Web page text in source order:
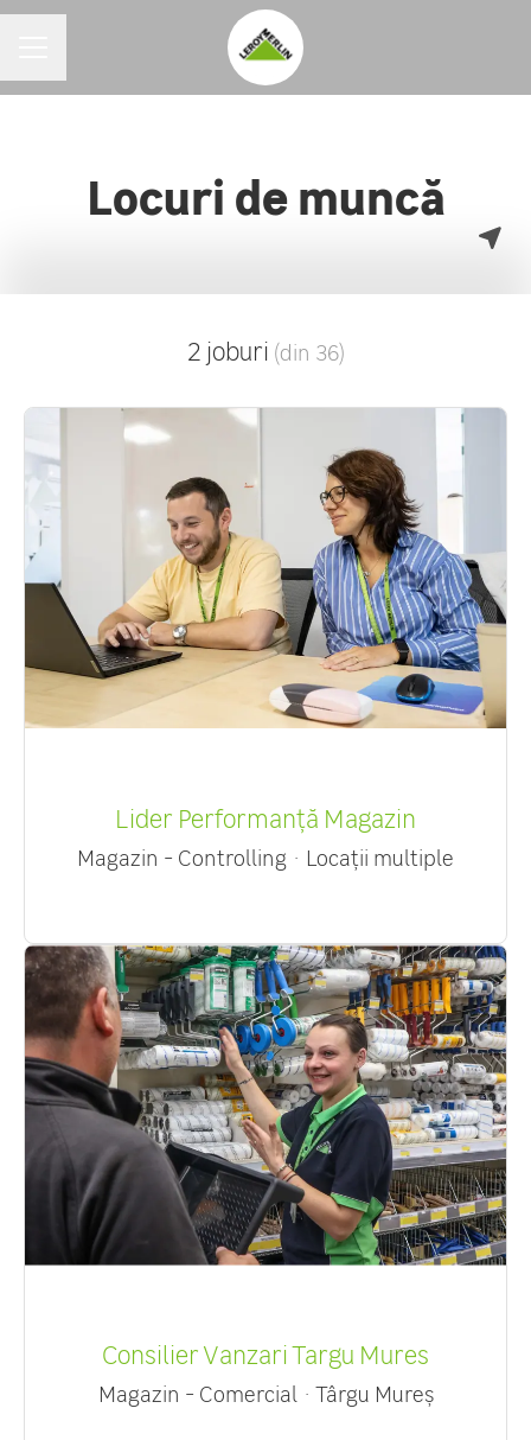
Locuri de muncă
2 joburi (din 36)
Lider Performanță Magazin
Magazin - Controlling · Locații multiple
Consilier Vanzari Targu Mures
Magazin - Comercial · Târgu Mureș